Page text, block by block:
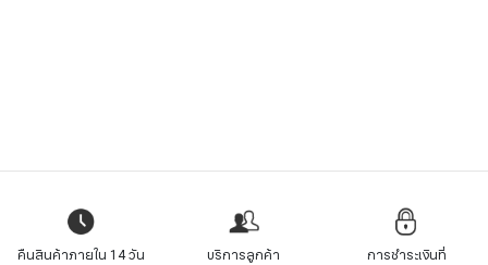
คืนสินค้าภายใน 14 วัน บริการลูกค้า
การชำระเงินที่